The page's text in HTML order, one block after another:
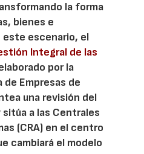
la forma
bienes e
escenario, el
Integral de las
por la
de Empresas de
una revisión del
a las Centrales
(CRA) en el centro
cambiará el modelo